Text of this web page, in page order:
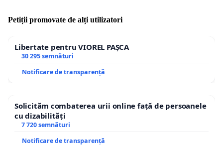
Petiții promovate de alți utilizatori
Libertate pentru VIOREL PAȘCA
30 295 semnături
Notificare de transparență
Solicităm combaterea urii online față de persoanele
cu dizabilități
7 720 semnături
Notificare de transparență